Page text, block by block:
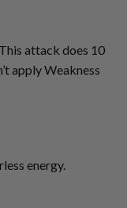
attack does 10
apply Weakness
energy.